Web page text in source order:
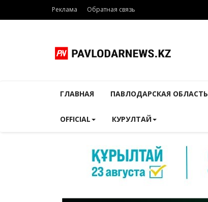
Реклама Обратная связь
ГЛАВНАЯ ПАВЛОДАРСКАЯ ОБЛАСТЬ
OFFICIAL КУРУЛТАЙ